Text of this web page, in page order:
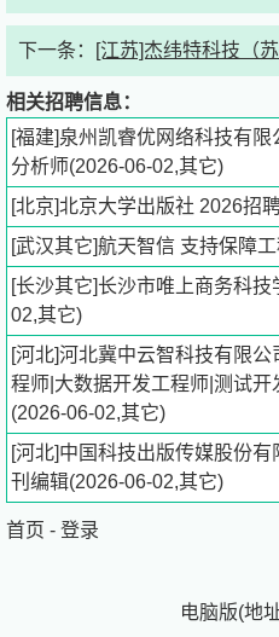
基础或会使用BI工具者优先。
3.逻辑清晰，对数字敏感，具
行业有好奇心。
4.英语读写能力良好（能阅读
或数据分析比赛经验。
公司：泉州凯睿优网络科技有
工作地点：泉州丰泽区法务综
工作时间：大小周，7.5小时
18:00
薪资待遇：6-10K，试用期3
邮箱：1598321646@qq.com
下一条： [江苏]杰纬特科技（
相关招聘信息：
[福建]泉州凯睿优网络科技有
分析师(2026-06-02,其它)
[北京]北京大学出版社 2026招
[武汉其它]航天智信 支持保障
[长沙其它]长沙市唯上商务科
02,其它)
[河北]河北冀中云智科技有限
程师|大数据开发工程师|测试
(2026-06-02,其它)
[河北]中国科技出版传媒股份
刊编辑(2026-06-02,其它)
首页 - 登录
电脑版(地